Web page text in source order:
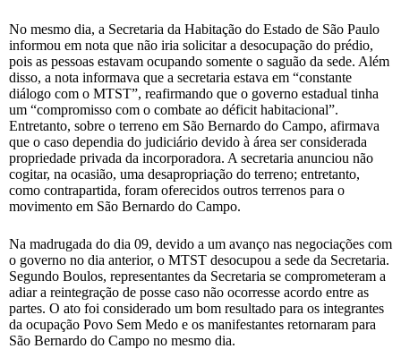
No mesmo dia, a Secretaria da Habitação do Estado de São Paulo
informou em nota que não iria solicitar a desocupação do prédio,
pois as pessoas estavam ocupando somente o saguão da sede. Além
disso, a nota informava que a secretaria estava em “constante
diálogo com o MTST”, reafirmando que o governo estadual tinha
um “compromisso com o combate ao déficit habitacional”.
Entretanto, sobre o terreno em São Bernardo do Campo, afirmava
que o caso dependia do judiciário devido à área ser considerada
propriedade privada da incorporadora. A secretaria anunciou não
cogitar, na ocasião, uma desapropriação do terreno; entretanto,
como contrapartida, foram oferecidos outros terrenos para o
movimento em São Bernardo do Campo.
Na madrugada do dia 09, devido a um avanço nas negociações com
o governo no dia anterior, o MTST desocupou a sede da Secretaria.
Segundo Boulos, representantes da Secretaria se comprometeram a
adiar a reintegração de posse caso não ocorresse acordo entre as
partes. O ato foi considerado um bom resultado para os integrantes
da ocupação Povo Sem Medo e os manifestantes retornaram para
São Bernardo do Campo no mesmo dia.